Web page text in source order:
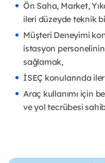
Ön Saha, Market,
ileri düzeyde teknik
Müşteri Deneyimi
istasyon
sağlamak,
İSEÇ konularında
Araç kullanımı için
ve yol tecrübesi